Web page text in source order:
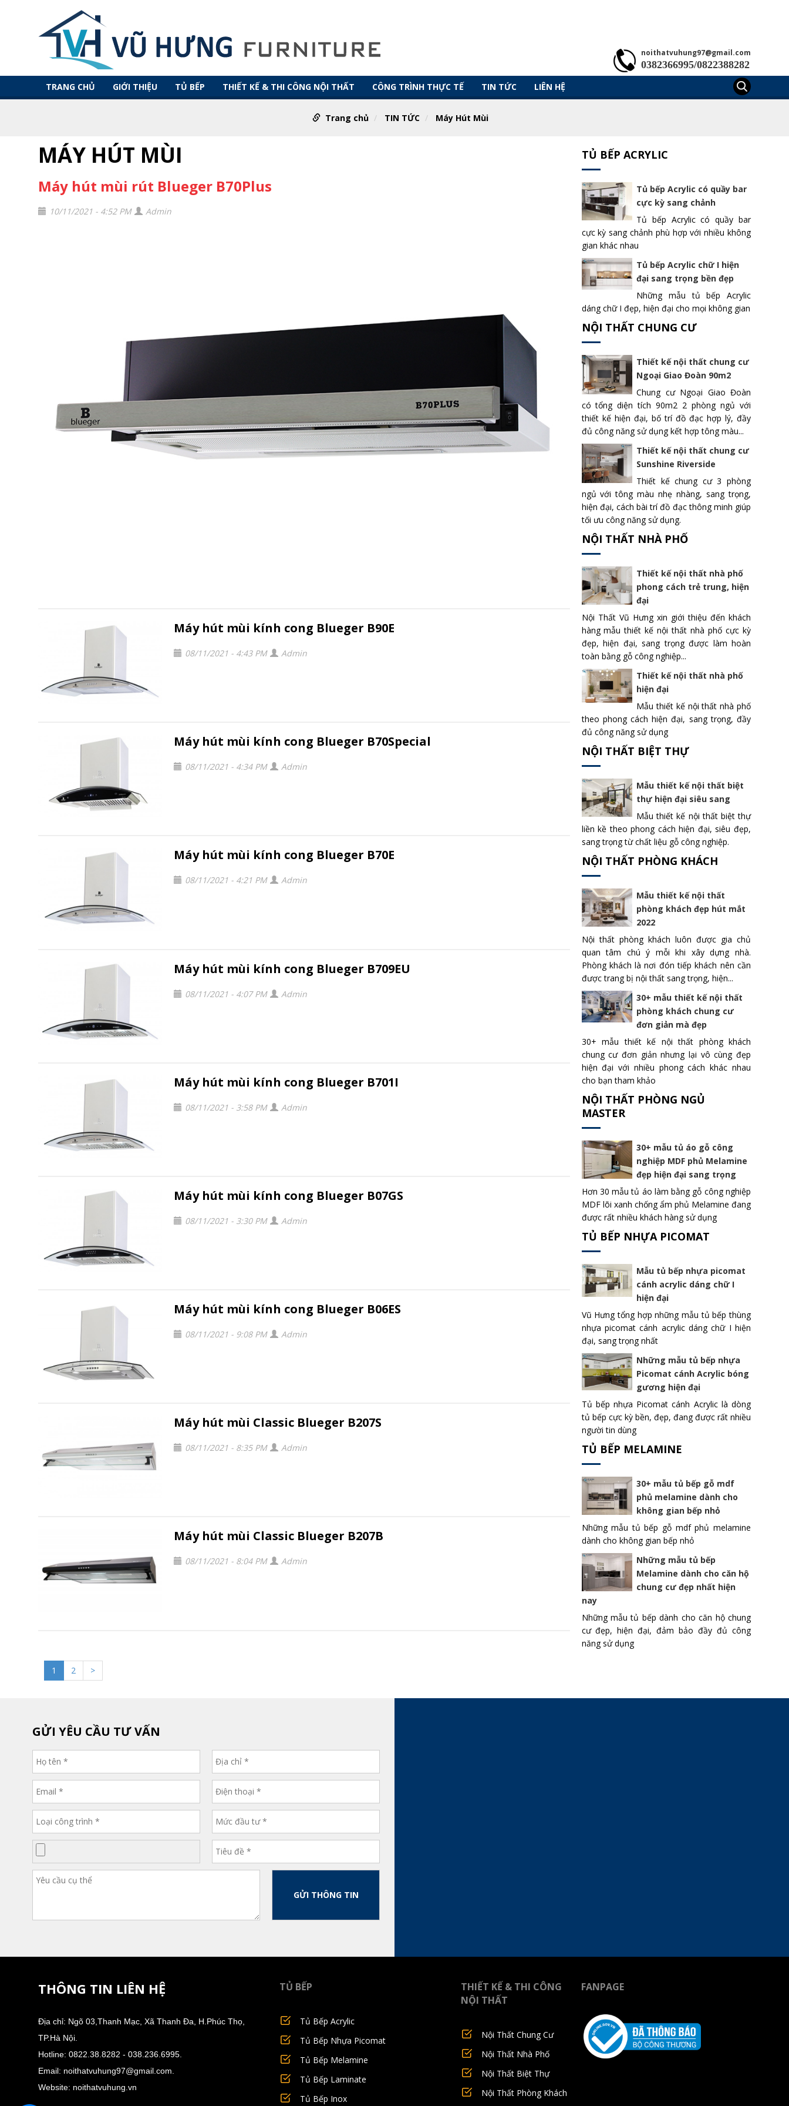
noithatvuhung97@gmail.com
0382366995/0822388282
TRANG CHỦ GIỚI THIỆU TỦ BẾP THIẾT KẾ & THI CÔNG NỘI THẤT CÔNG TRÌNH THỰC TẾ TIN TỨC LIÊN HỆ
Trang chủ TIN TỨC Máy Hút Mùi
MÁY HÚT MÙI
Máy hút mùi rút Blueger B70Plus
10/11/2021 - 4:52 PM Admin
Máy hút mùi kính cong Blueger B90E
08/11/2021 - 4:43 PM Admin
Máy hút mùi kính cong Blueger B70Special
08/11/2021 - 4:34 PM Admin
Máy hút mùi kính cong Blueger B70E
08/11/2021 - 4:21 PM Admin
Máy hút mùi kính cong Blueger B709EU
08/11/2021 - 4:07 PM Admin
Máy hút mùi kính cong Blueger B701I
08/11/2021 - 3:58 PM Admin
Máy hút mùi kính cong Blueger B07GS
08/11/2021 - 3:30 PM Admin
Máy hút mùi kính cong Blueger B06ES
08/11/2021 - 9:08 PM Admin
Máy hút mùi Classic Blueger B207S
08/11/2021 - 8:35 PM Admin
Máy hút mùi Classic Blueger B207B
08/11/2021 - 8:04 PM Admin
1 2 >
TỦ BẾP ACRYLIC
Tủ bếp Acrylic có quầy bar
cực kỳ sang chảnh
Tủ bếp Acrylic có quầy bar
cực kỳ sang chảnh phù hợp với nhiều không
gian khác nhau
Tủ bếp Acrylic chữ I hiện
đại sang trọng bền đẹp
Những mẫu tủ bếp Acrylic
dáng chữ I đẹp, hiện đại cho mọi không gian
NỘI THẤT CHUNG CƯ
Thiết kế nội thất chung cư
Ngoại Giao Đoàn 90m2
Chung cư Ngoại Giao Đoàn
có tổng diện tích 90m2 2 phòng ngủ với
thiết kế hiện đại, bố trí đồ đạc hợp lý, đầy
đủ công năng sử dụng kết hợp tông màu...
Thiết kế nội thất chung cư
Sunshine Riverside
Thiết kế chung cư 3 phòng
ngủ với tông màu nhẹ nhàng, sang trọng,
hiện đại, cách bài trí đồ đạc thông minh giúp
tối ưu công năng sử dụng.
NỘI THẤT NHÀ PHỐ
Thiết kế nội thất nhà phố
phong cách trẻ trung, hiện
đại
Nội Thất Vũ Hưng xin giới thiệu đến khách
hàng mẫu thiết kế nội thất nhà phố cực kỳ
đẹp, hiện đại, sang trọng được làm hoàn
toàn bằng gỗ công nghiệp...
Thiết kế nội thất nhà phố
hiện đại
Mẫu thiết kế nội thất nhà phố
theo phong cách hiện đại, sang trọng, đầy
đủ công năng sử dụng
NỘI THẤT BIỆT THỰ
Mẫu thiết kế nội thất biệt
thự hiện đại siêu sang
Mẫu thiết kế nội thất biệt thự
liền kề theo phong cách hiện đại, siêu đẹp,
sang trọng từ chất liệu gỗ công nghiệp.
NỘI THẤT PHÒNG KHÁCH
Mẫu thiết kế nội thất
phòng khách đẹp hút mắt
2022
Nội thất phòng khách luôn được gia chủ
quan tâm chú ý mỗi khi xây dựng nhà.
Phòng khách là nơi đón tiếp khách nên cần
được trang bị nội thất sang trọng, hiện...
30+ mẫu thiết kế nội thất
phòng khách chung cư
đơn giản mà đẹp
30+ mẫu thiết kế nội thất phòng khách
chung cư đơn giản nhưng lại vô cùng đẹp
hiện đại với nhiều phong cách khác nhau
cho bạn tham khảo
NỘI THẤT PHÒNG NGỦ
MASTER
30+ mẫu tủ áo gỗ công
nghiệp MDF phủ Melamine
đẹp hiện đại sang trọng
Hơn 30 mẫu tủ áo làm bằng gỗ công nghiệp
MDF lõi xanh chống ẩm phủ Melamine đang
được rất nhiều khách hàng sử dụng
TỦ BẾP NHỰA PICOMAT
Mẫu tủ bếp nhựa picomat
cánh acrylic dáng chữ I
hiện đại
Vũ Hưng tổng hợp những mẫu tủ bếp thùng
nhựa picomat cánh acrylic dáng chữ I hiện
đại, sang trọng nhất
Những mẫu tủ bếp nhựa
Picomat cánh Acrylic bóng
gương hiện đại
Tủ bếp nhựa Picomat cánh Acrylic là dòng
tủ bếp cực kỳ bền, đẹp, đang được rất nhiều
người tin dùng
TỦ BẾP MELAMINE
30+ mẫu tủ bếp gỗ mdf
phủ melamine dành cho
không gian bếp nhỏ
Những mẫu tủ bếp gỗ mdf phủ melamine
dành cho không gian bếp nhỏ
Những mẫu tủ bếp
Melamine dành cho căn hộ
chung cư đẹp nhất hiện
nay
Những mẫu tủ bếp dành cho căn hộ chung
cư đẹp, hiện đại, đảm bảo đầy đủ công
năng sử dụng
GỬI YÊU CẦU TƯ VẤN
GỬI THÔNG TIN
THÔNG TIN LIÊN HỆ
Địa chỉ: Ngõ 03,Thanh Mạc, Xã Thanh Đa, H.Phúc Thọ,
TP.Hà Nội.
Hotline: 0822.38.8282 - 038.236.6995.
Email: noithatvuhung97@gmail.com.
Website: noithatvuhung.vn
TỦ BẾP
Tủ Bếp Acrylic
Tủ Bếp Nhựa Picomat
Tủ Bếp Melamine
Tủ Bếp Laminate
Tủ Bếp Inox
THIẾT KẾ & THI CÔNG
NỘI THẤT
Nội Thất Chung Cư
Nội Thất Nhà Phố
Nội Thất Biệt Thự
Nội Thất Phòng Khách
FANPAGE